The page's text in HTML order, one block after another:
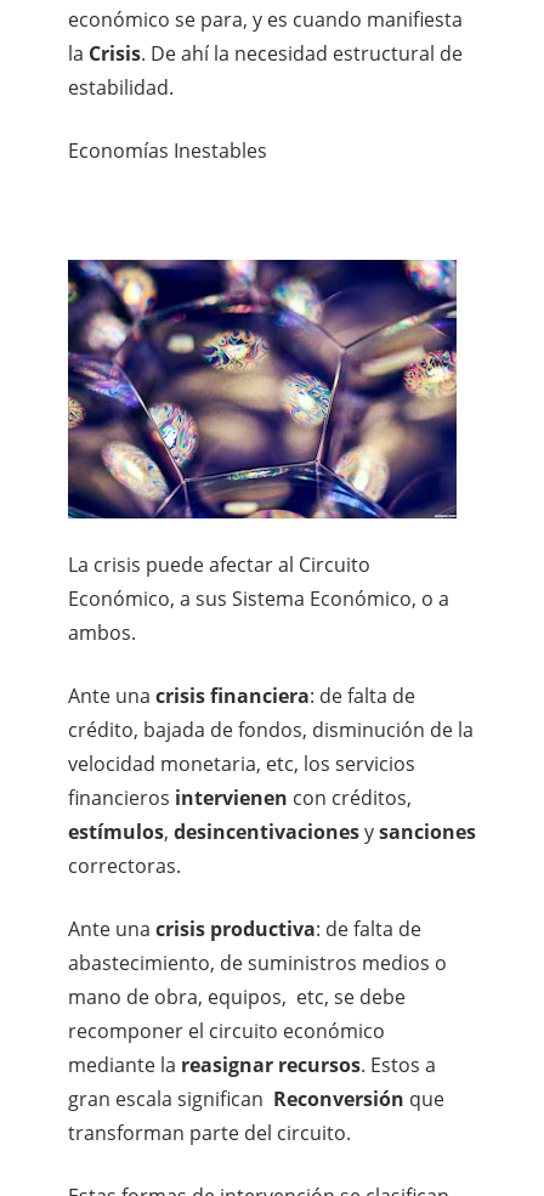
económico se para, y es cuando manifiesta
la Crisis. De ahí la necesidad estructural de
estabilidad.
Economías Inestables
La crisis puede afectar al Circuito
Económico, a sus Sistema Económico, o a
ambos.
Ante una crisis financiera: de falta de
crédito, bajada de fondos, disminución de la
velocidad monetaria, etc, los servicios
financieros intervienen con créditos,
estímulos, desincentivacionesysanciones
correctoras.
Ante una crisis productiva: de falta de
abastecimiento, de suministros medios o
mano de obra, equipos, etc, se debe
recomponer el circuito económico
mediante la reasignar recursos. Estos a
gran escala significan Reconversión que
transforman parte del circuito.